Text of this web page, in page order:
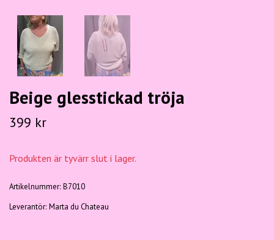
Beige glesstickad tröja
399 kr
Produkten är tyvärr slut i lager.
Artikelnummer: B7010
Leverantör: Marta du Chateau